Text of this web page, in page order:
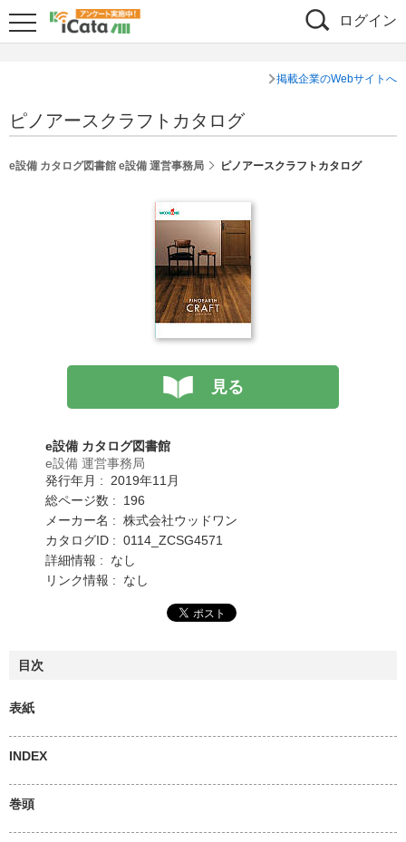
ログイン
掲載企業のWebサイトへ
ピノアースクラフトカタログ
e設備 カタログ図書館 e設備 運営事務局 ピノアースクラフトカタログ
見る
e設備 カタログ図書館
e設備 運営事務局
発行年月 : 2019年11月
総ページ数 : 196
メーカー名 : 株式会社ウッドワン
カタログID : 0114_ZCSG4571
詳細情報 : なし
リンク情報 : なし
目次
表紙
INDEX
巻頭